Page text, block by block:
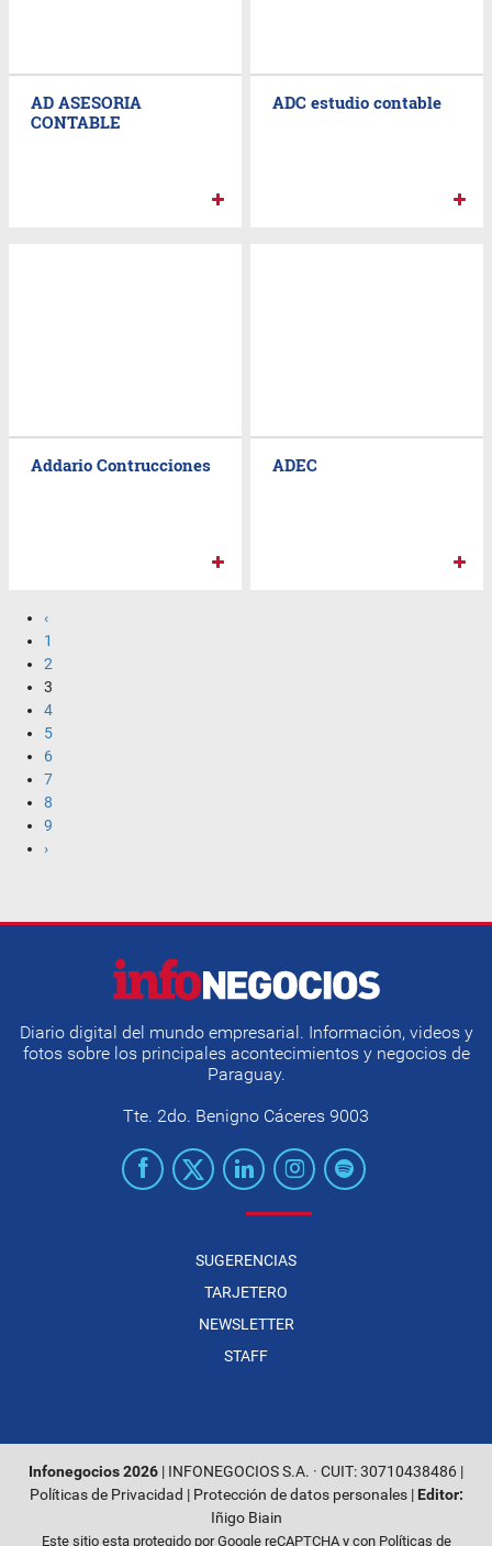
AD ASESORIA
CONTABLE
ADC estudio contable
Addario Contrucciones ADEC
‹
1
2
3
4
5
6
7
8
9
›
Diario digital del mundo empresarial. Información, videos y
fotos sobre los principales acontecimientos y negocios de
Paraguay.
Tte. 2do. Benigno Cáceres 9003
SUGERENCIAS
TARJETERO
NEWSLETTER
STAFF
Infonegocios 2026 | INFONEGOCIOS S.A. · CUIT: 30710438486 |
Políticas de Privacidad | Protección de datos personales| Editor:
Iñigo Biain
Este sitio esta protegido por Google reCAPTCHA y con Políticas de